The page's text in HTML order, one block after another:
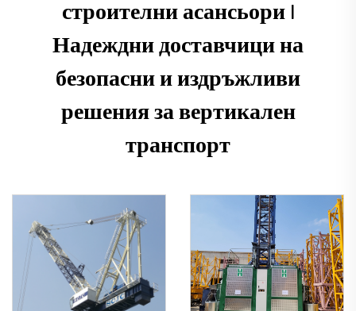
строителни асансьори |
Надеждни доставчици на
безопасни и издръжливи
решения за вертикален
транспорт